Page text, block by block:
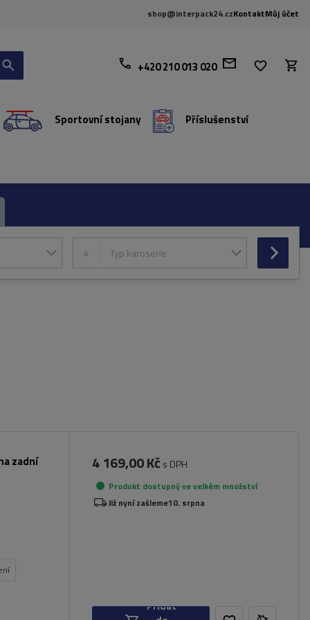
shop@interpack24.czKontaktMůj účet
+420 210 013 020
Sportovní stojany Příslušenství
4 Typ karoserie
zadní
4 169,00 Kč s DPH
Produkt dostupný ve velkém množství
Již nyní zašleme10. srpna
Přidat